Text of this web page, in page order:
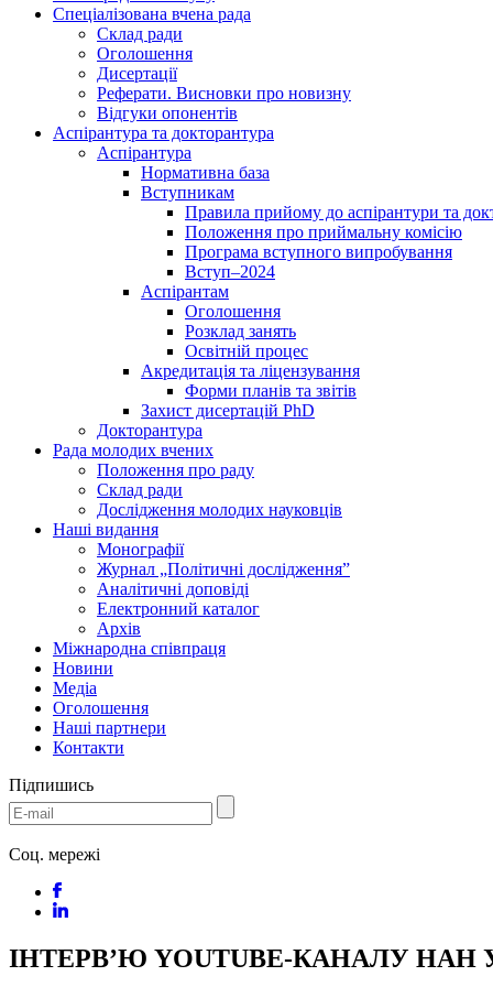
Спеціалізована вчена рада
Склад ради
Оголошення
Дисертації
Реферати. Висновки про новизну
Відгуки опонентів
Аспірантура та докторантура
Аспірантура
Нормативна база
Вступникам
Правила прийому до аспірантури та
Положення про приймальну комісію
Програма вступного випробування
Вступ–2024
Аспірантам
Оголошення
Розклад занять
Освітній процес
Акредитація та ліцензування
Форми планів та звітів
Захист дисертацій PhD
Докторантура
Рада молодих вчених
Положення про раду
Склад ради
Дослідження молодих науковців
Наші видання
Монографії
Журнал „Політичні дослідження”
Аналітичні доповіді
Електронний каталог
Архів
Міжнародна співпраця
Новини
Медіa
Оголошення
Наші партнери
Контакти
Підпишись
Соц. мережі
ІНТЕРВ’Ю YOUTUBE-КАНАЛУ НАН